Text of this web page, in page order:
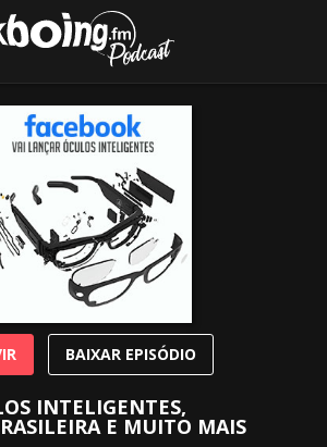
INTELIGENTES,
E MUITO MAIS
BAIXAR EPISÓDIO